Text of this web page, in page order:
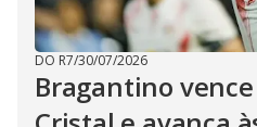
DO R7/30/07/2026
Bragantino